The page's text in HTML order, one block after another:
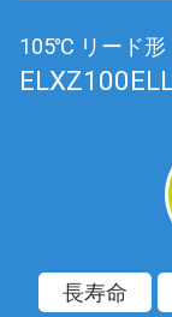
105℃ リード形
長寿命